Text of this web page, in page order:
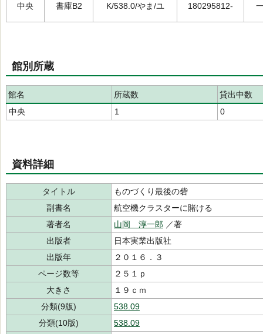
中央 書庫B2 K/538.0/やま/ユ 180295812-
館別所蔵
館名 所蔵数
貸出中数
中央
1 0
資料詳細
タイトル
ものづくり最後の砦
副書名
航空機クラスターに賭ける
著者名
山岡 淳一郎 ／著
出版者
日本実業出版社
出版年
２０１６．３
ページ数等
２５１ｐ
大きさ
１９ｃｍ
分類(9版)
538.09
分類(10版)
538.09